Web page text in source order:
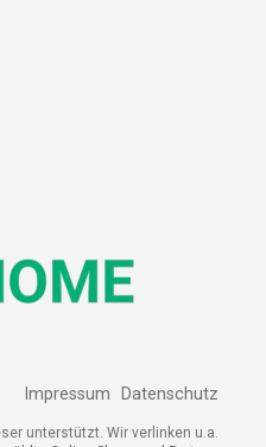
Impressum Datenschutz
unterstützt. Wir verlinken u.a.